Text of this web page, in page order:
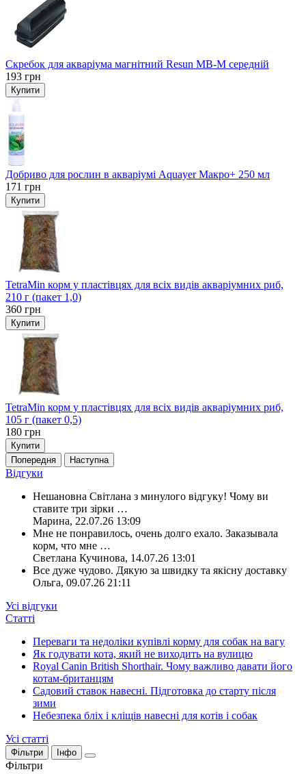
Скребок для акваріума магнітний Resun MB-M середній
193 грн
Купити
Добриво для рослин в акваріумі Aquayer Макро+ 250 мл
171 грн
Купити
TetraMin корм у пластівцях для всіх видів акваріумних риб,
210 г (пакет 1,0)
360 грн
Купити
TetraMin корм у пластівцях для всіх видів акваріумних риб,
105 г (пакет 0,5)
180 грн
Купити
Попередня
Наступна
Відгуки
Нешановна Світлана з минулого відгуку! Чому ви
ставите три зірки …
Марина, 22.07.26 13:09
Мне не понравилось, очень долго ехало. Заказывала
корм, что мне …
Светлана Кучинова, 14.07.26 13:01
Все дуже чудово. Дякую за швидку та якісну доставку
Ольга, 09.07.26 21:11
Усі відгуки
Статті
Переваги та недоліки купівлі корму для собак на вагу
Як годувати кота, який не виходить на вулицю
Royal Canin British Shorthair. Чому важливо давати його
котам-британцям
Садовий ставок навесні. Підготовка до старту після
зими
Небезпека бліх і кліщів навесні для котів і собак
Усі статті
Фільтри Інфо
Фільтри